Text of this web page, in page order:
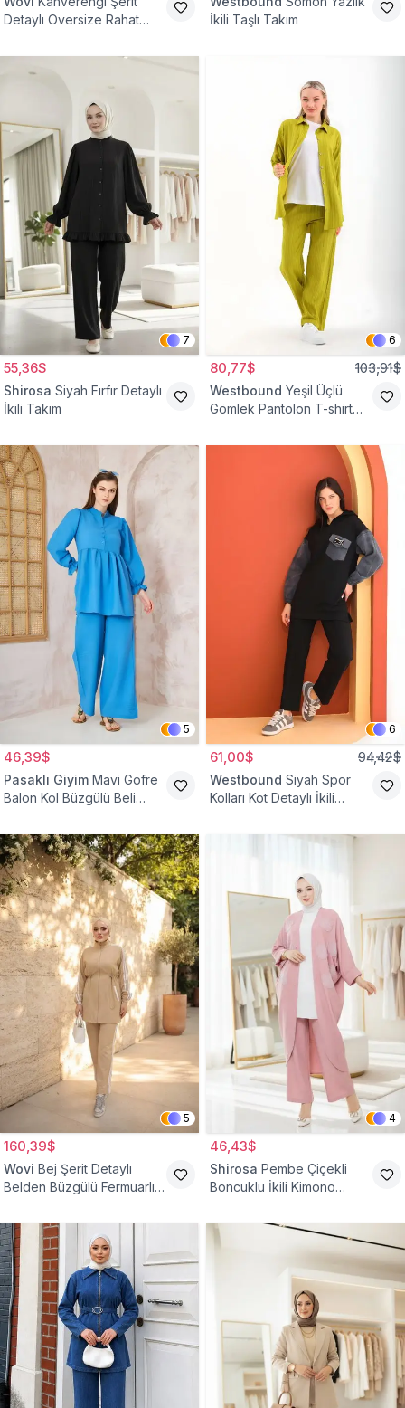
Detaylı Oversize Rahat
İkili Taşlı Takım
7
55,36$
Shirosa Siyah Fırfır Detaylı
İkili Takım
6
80,77$ 103,91$
Westbound Yeşil Üçlü
Gömlek Pantolon T-shirt
5
46,39$
Pasaklı Giyim Mavi Gofre
Balon Kol Büzgülü Beli
Takım
6
61,00$ 94,42$
Westbound Siyah Spor
Kolları Kot Detaylı İkili
5
160,39$
Wovi Bej Şerit Detaylı
Belden Büzgülü Fermuarlı
4
46,43$
Shirosa Pembe Çiçekli
Boncuklu İkili Kimono